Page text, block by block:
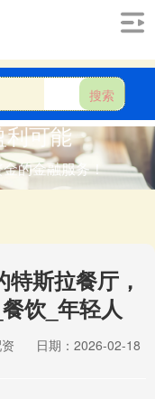
搜索
利可能
的金融服务！
斯拉餐厅，
饮_年轻人
日期：2026-02-18